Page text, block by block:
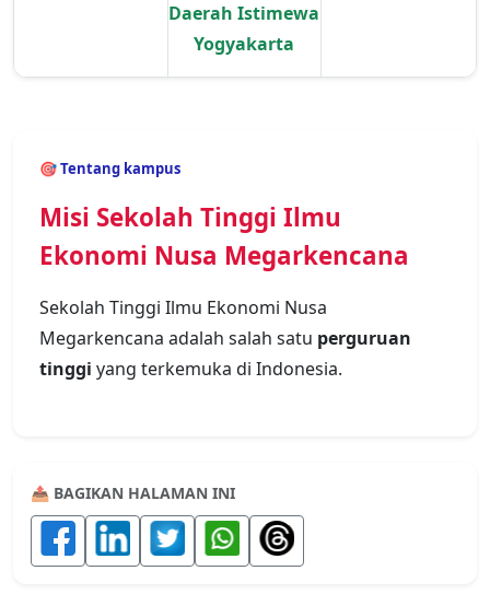
Daerah Istimewa
Yogyakarta
🎯 Tentang kampus
Misi Sekolah Tinggi Ilmu
Ekonomi Nusa Megarkencana
Sekolah Tinggi Ilmu Ekonomi Nusa
Megarkencana adalah salah satu perguruan
tinggi yang terkemuka di Indonesia.
📤 BAGIKAN HALAMAN INI